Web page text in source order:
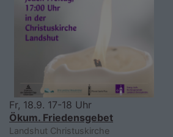
Fr, 18.9. 17-18 Uhr
Ökum. Friedensgebet
Landshut Christuskirche